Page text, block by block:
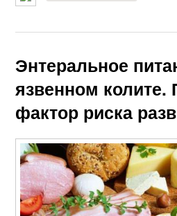
Энтеральное
язвенном колите.
фактор риска